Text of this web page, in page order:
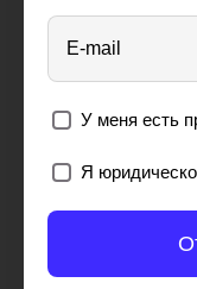
E-mail
У меня есть
Я